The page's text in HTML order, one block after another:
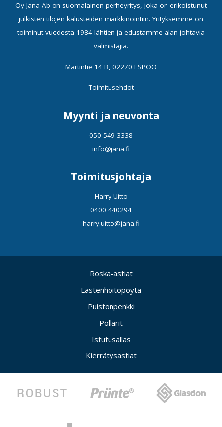
Oy Jana Ab on suomalainen perheyritys, joka on erikoistunut
julkisten tilojen kalusteiden markkinointiin. Yrityksemme on
toiminut vuodesta 1984 lähtien ja edustamme alan johtavia
valmistajia.
Martintie 14 B, 02270 ESPOO
Toimitusehdot
Myynti ja neuvonta
050 549 3338
info@jana.fi
Toimitusjohtaja
Harry Uitto
0400 440294
harry.uitto@jana.fi
Roska-astiat
Lastenhoitopöytä
Puistonpenkki
Pollarit
Istutusallas
Kierrätysastiat